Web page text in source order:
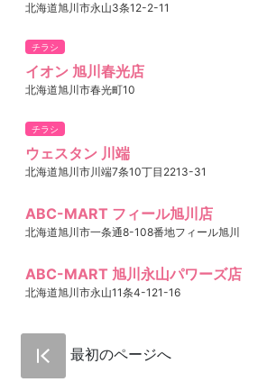
北海道旭川市永山3条12-2-11
チラシ
イオン 旭川春光店
北海道旭川市春光町10
チラシ
ウェスタン 川端
北海道旭川市川端7条10丁目2213-31
ABC-MART フィール旭川店
北海道旭川市一条通8-108番地フィール旭川
ABC-MART 旭川永山パワーズ店
北海道旭川市永山11条4-121-16
最初のページへ